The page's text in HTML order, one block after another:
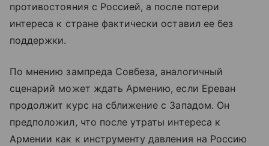
противостояния с Россией, а после потери
интереса к стране фактически оставил ее без
поддержки.
По мнению зампреда Совбеза, аналогичный
сценарий может ждать Армению, если Ереван
продолжит курс на сближение с Западом. Он
предположил, что после утраты интереса к
Армении как к инструменту давления на Россию